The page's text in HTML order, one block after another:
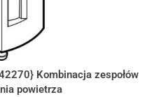
Kombinacja zespołów
powietrza